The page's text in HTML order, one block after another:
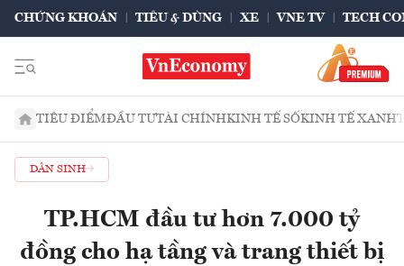
CHỨNG KHOÁN TIÊU & DÙNG XE VNE TV TECH
TIÊU ĐIỂMĐẦU TƯTÀI CHÍNHKINH TẾ SỐKINH TẾ XANH
DÂN SINH
TP.HCM đầu tư hơn 7.000 tỷ
đồng cho hạ tầng và trang thiết bị